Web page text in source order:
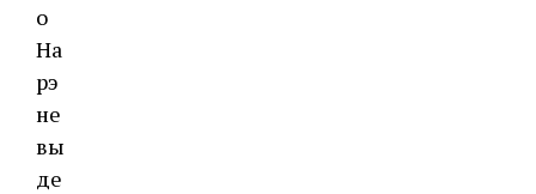
о
На
рэ
не
вы
де